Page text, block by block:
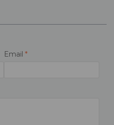
Email *